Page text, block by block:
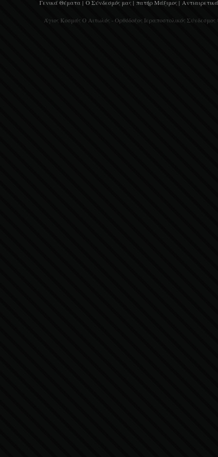
Γενικά Θέματα | Ο Σύνδεσμός μας | πατήρ Μάξιμος |
Άγιος Κοσμάς Ο Αιτωλός - Ορθόδοξος Ιεραποστολικός